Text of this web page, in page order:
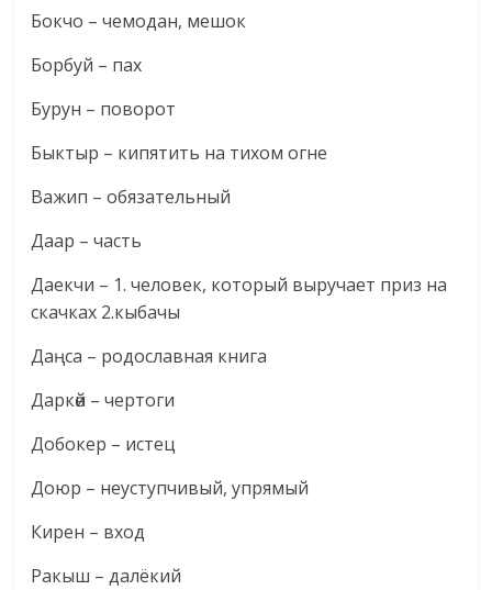
Бокчо – чемодан, мешок
Борбуй – пах
Бурун – поворот
Быктыр – кипятить на тихом огне
Важип – обязательный
Даар – часть
Даекчи – 1. человек, который выручает приз на
скачках 2.кыбачы
Даңса – родославная книга
Даркөй – чертоги
Добокер – истец
Доюр – неуступчивый, упрямый
Кирен – вход
Ракыш – далёкий